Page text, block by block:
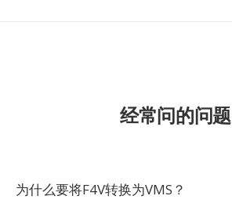
经常问的问题
为什么要将F4V转换为VMS？